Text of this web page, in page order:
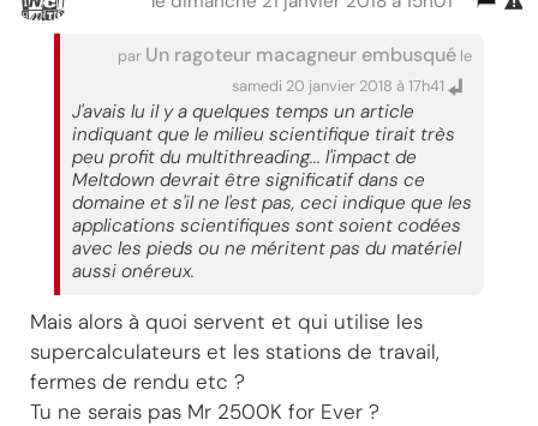
par Un ragoteur macagneur embusqué le
samedi 20 janvier 2018 à 17h41
J'avais lu il y a quelques temps un article
indiquant que le milieu scientifique tirait très
peu profit du multithreading... l'impact de
Meltdown devrait être significatif dans ce
domaine et s'il ne l'est pas, ceci indique que les
applications scientifiques sont soient codées
avec les pieds ou ne méritent pas du matériel
aussi onéreux.
Mais alors à quoi servent et qui utilise les
supercalculateurs et les stations de travail,
fermes de rendu etc ?
Tu ne serais pas Mr 2500K for Ever ?